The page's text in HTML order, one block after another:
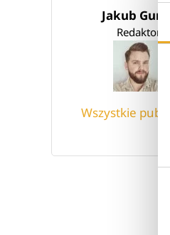
Jakub Gurba
Redaktor
Wszystkie